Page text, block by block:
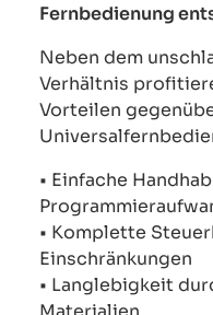
Fernbedienung
Neben dem
Verhältnis
Vorteilen
• Einfache
• Komplette
Einschränkungen
• Langlebigkeit